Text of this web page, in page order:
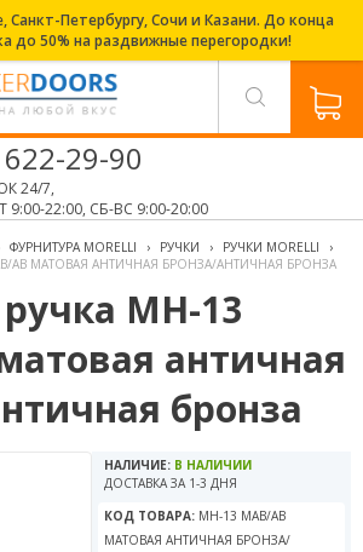
Санкт-Петербургу, Сочи и Казани. До конца
до 50% на раздвижные перегородки!
622-29-90
24/7,
9:00-22:00, СБ-ВС 9:00-20:00
ФУРНИТУРА MORELLI › РУЧКИ › РУЧКИ MORELLI
›
AB МАТОВАЯ АНТИЧНАЯ БРОНЗА/АНТИЧНАЯ БРОНЗА
MH-13
античная
бронза
НАЛИЧИЕ: В НАЛИЧИИ
ДОСТАВКА ЗА 1-3 ДНЯ
КОД ТОВАРА: MH-13 MAB/AB
МАТОВАЯ АНТИЧНАЯ БРОНЗА/